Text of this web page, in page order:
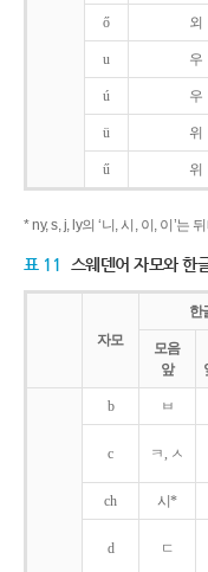
ő 외
u 우
ú 우
ü 위
ű 위
* ny, s, j, ly의 ‘니, 시, 이, 이’는
표 11 스웨덴어 자모와 한
자모
한
모음
앞
b ㅂ
c ㅋ, ㅅ
ch 시*
d ㄷ